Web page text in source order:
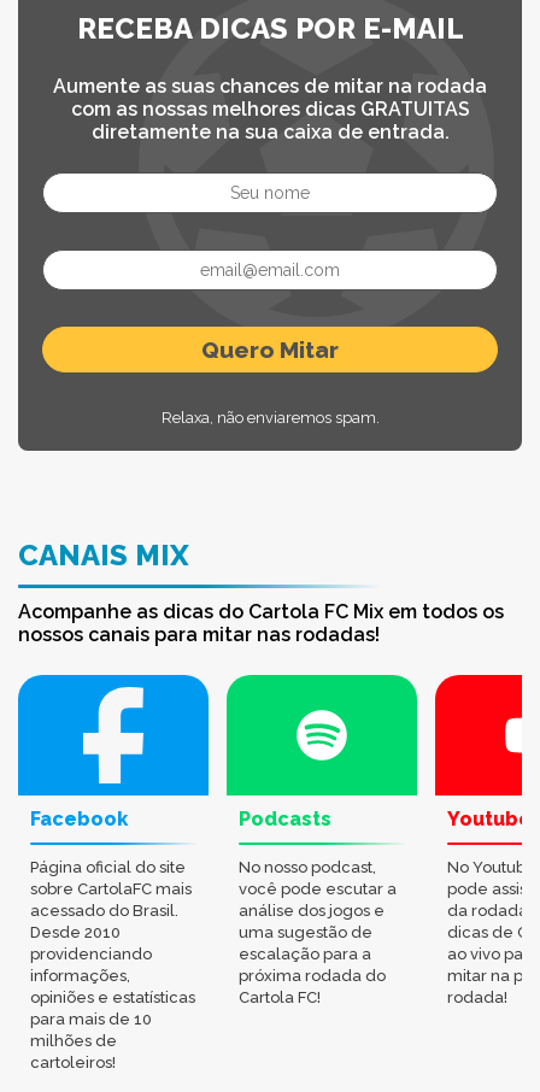
RECEBA DICAS POR E-MAIL
Aumente as suas chances de mitar na rodada
com as nossas melhores dicas GRATUITAS
diretamente na sua caixa de entrada.
Relaxa, não enviaremos spam.
CANAIS MIX
Acompanhe as dicas do Cartola FC Mix em todos os
nossos canais para mitar nas rodadas!
Facebook
Página oficial do site
sobre CartolaFC mais
acessado do Brasil.
Desde 2010
providenciando
informações,
opiniões e estatísticas
para mais de 10
milhões de
cartoleiros!
Podcasts
No nosso podcast,
você pode escutar a
análise dos jogos e
uma sugestão de
escalação para a
próxima rodada do
Cartola FC!
Youtube
No
pode
da rodada,
dicas de
ao vivo
mitar na
rodada!